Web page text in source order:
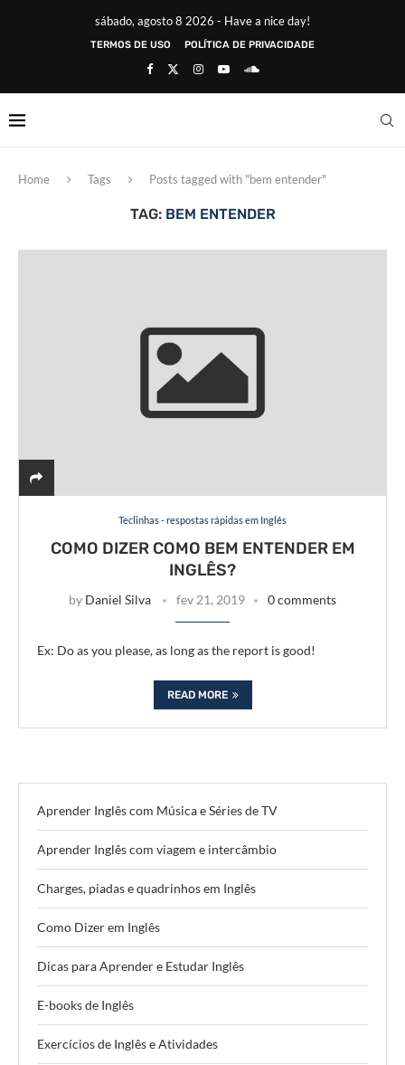
sábado, agosto 8 2026 - Have a nice day!
TERMOS DE USO POLÍTICA DE PRIVACIDADE
Home Tags Posts tagged with "bem entender"
TAG: BEM ENTENDER
Teclinhas - respostas rápidas em Inglês
COMO DIZER COMO BEM ENTENDER EM
INGLÊS?
by Daniel Silva fev 21, 2019 0 comments
Ex: Do as you please, as long as the report is good!
READ MORE
Aprender Inglês com Música e Séries de TV
Aprender Inglês com viagem e intercâmbio
Charges, piadas e quadrinhos em Inglês
Como Dizer em Inglês
Dicas para Aprender e Estudar Inglês
E-books de Inglês
Exercícios de Inglês e Atividades